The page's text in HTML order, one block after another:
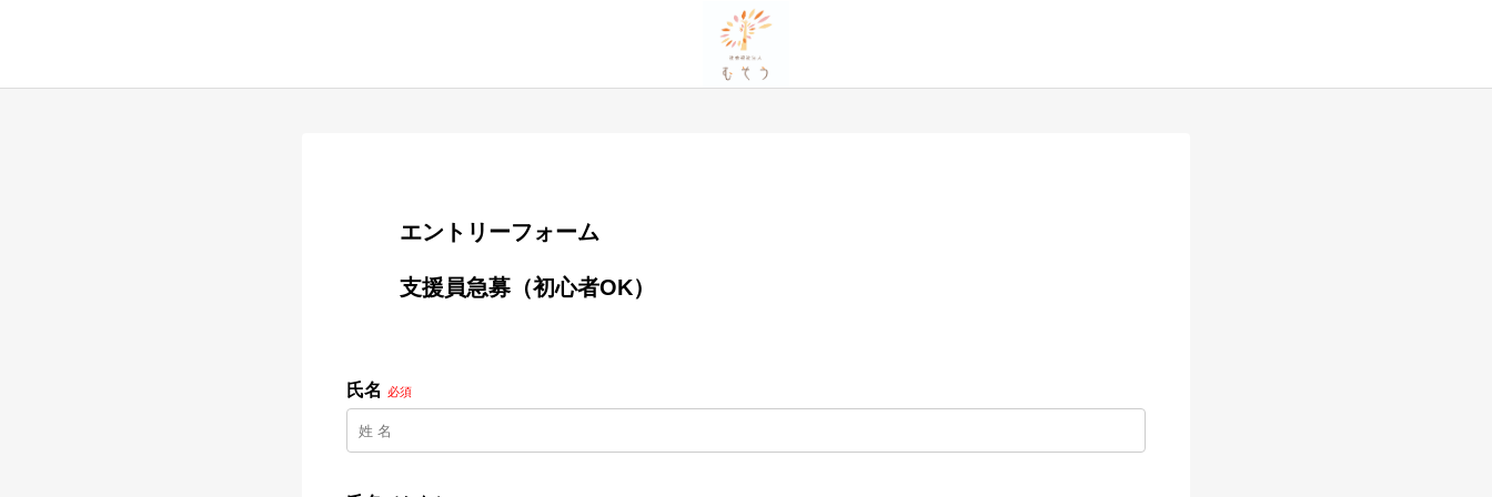
        エントリーフォーム
氏名 必須